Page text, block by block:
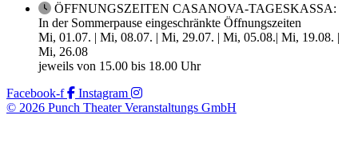
ÖFFNUNGSZEITEN CASANOVA-TAGESKASSA:
In der Sommerpause eingeschränkte Öffnungszeiten
Mi, 01.07. | Mi, 08.07. | Mi, 29.07. | Mi, 05.08.| Mi, 19.08. |
Mi, 26.08
jeweils von 15.00 bis 18.00 Uhr
Facebook-f
Instagram
© 2026 Punch Theater Veranstaltungs GmbH